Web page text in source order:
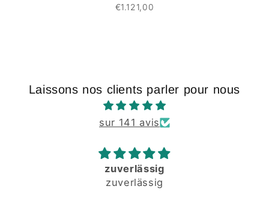
€1.121,00
Laissons nos clients parler pour nous
sur 141 avis
zuverlässig
zuverlässig